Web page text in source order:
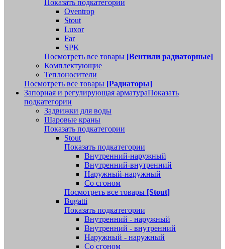
Показать подкатегории
Oventrop
Stout
Luxor
Far
SPK
Посмотреть все товары [Вентили радиаторные]
Комплектующие
Теплоносители
Посмотреть все товары [Радиаторы]
Запорная и регулирующая арматураПоказать
подкатегории
Задвижки для воды
Шаровые краны
Показать подкатегории
Stout
Показать подкатегории
Внутренний-наружный
Внутренний-внутренний
Наружный-наружный
Со сгоном
Посмотреть все товары [Stout]
Bugatti
Показать подкатегории
Внутренний - наружный
Внутренний - внутренний
Наружный - наружный
Со сгоном